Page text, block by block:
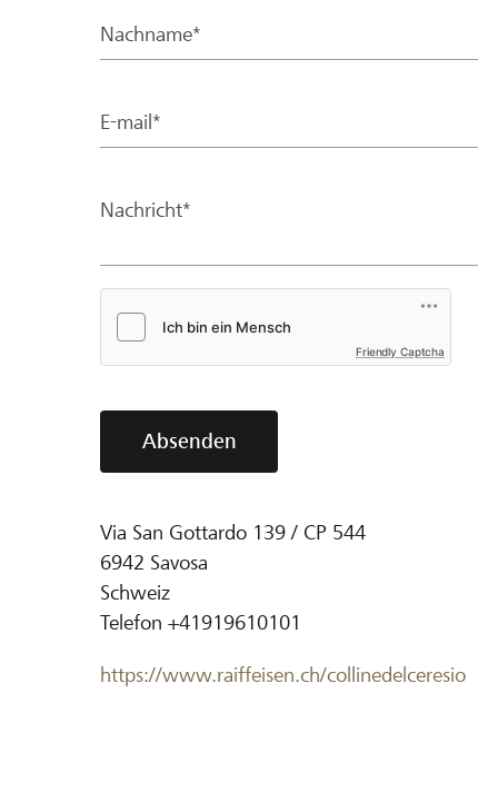
Nachname*
E-mail*
Nachricht*
Friendly Captcha
Absenden
Via San Gottardo 139 / CP 544
6942 Savosa
Schweiz
Telefon +41919610101
https://www.raiffeisen.ch/collinedelceresio